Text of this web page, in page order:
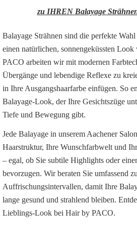
zu IHREN Balayage
Balayage Strähnen sind die perfekte
einen natürlichen, sonnengeküssten
PACO arbeiten wir mit modernen
Übergänge und lebendige Reflexe zu
in Ihre Ausgangshaarfarbe einfügen. So
Balayage-Look, der Ihre Gesichtszüge
Tiefe und Bewegung gibt.
Jede Balayage in unserem Aachener
Haarstruktur, Ihre Wunschfarbwelt und
– egal, ob Sie subtile Highlights oder
bevorzugen. Wir beraten Sie umfassend
Auffrischungsintervallen, damit Ihre
lange gesund und strahlend bleiben.
Lieblings-Look bei Hair by PACO.